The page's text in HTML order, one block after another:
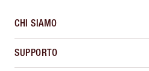
CHI SIAMO
SUPPORTO